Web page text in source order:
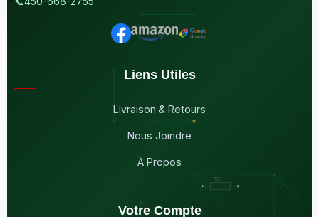
Liens Utiles
Livraison & Retours
Nous Joindre
À Propos
Votre Compte